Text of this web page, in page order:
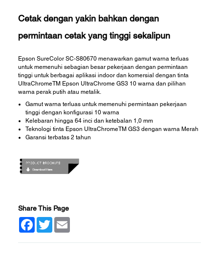
Cetak dengan yakin bahkan dengan
permintaan cetak yang tinggi sekalipun
Epson SureColor SC-S80670 menawarkan gamut warna terluas
untuk memenuhi sebagian besar pekerjaan dengan permintaan
tinggi untuk berbagai aplikasi indoor dan komersial dengan tinta
UltraChromeTM Epson UltraChrome GS3 10 warna dan pilihan
warna perak putih atau metalik.
Gamut warna terluas untuk memenuhi permintaan pekerjaan
tinggi dengan konfigurasi 10 warna
Kelebaran hingga 64 inci dan ketebalan 1,0 mm
Teknologi tinta Epson UltraChromeTM GS3 dengan warna Merah
Garansi terbatas 2 tahun
Share This Page
Facebook
Twitter